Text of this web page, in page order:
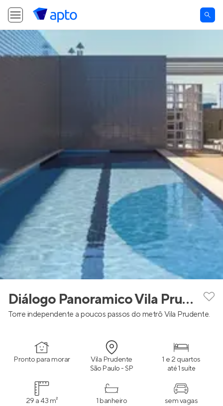
Diálogo Panoramico Vila Prudente - Smart
Torre independente a poucos passos do metrô Vila Prudente.
Pronto para morar Vila Prudente
São Paulo - SP
1 e 2 quartos
até 1 suíte
29 a 43 m² 1 banheiro sem vagas